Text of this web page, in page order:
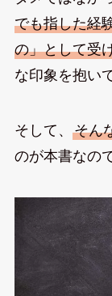
でも指した経
の」として受
な印象を抱い
そして、 そん
のが本書なの